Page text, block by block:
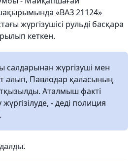
«ВАЗ 21124»
жүргізушісі рульді басқара
кеткен.
салдарынан жүргізуші мен
алып, Павлодар қаласының
Аталмыш факті
- деді полиция